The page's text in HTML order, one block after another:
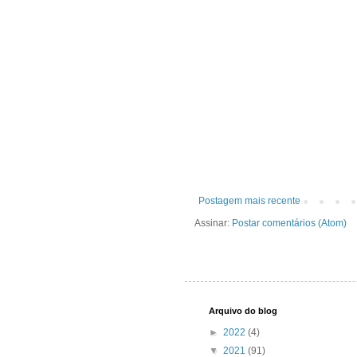
Postagem mais recente
Assinar: Postar comentários (Atom)
Arquivo do blog
► 2022 (4)
▼ 2021 (91)